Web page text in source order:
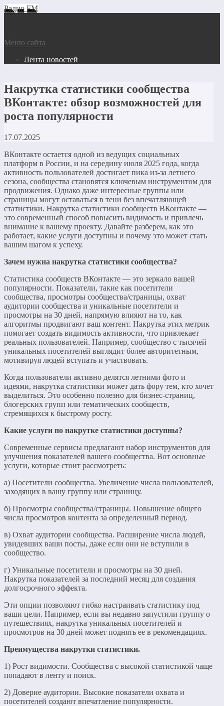
Радио FM
Меню сайта
Лента новостей
Накрутка статистики сообщества
ВКонтакте: обзор возможностей для
роста популярности
17.07.2025
ВКонтакте остается одной из ведущих социальных
платформ в России, и на середину июля 2025 года, когда
активность пользователей достигает пика из-за летнего
сезона, сообщества становятся ключевым инструментом для
продвижения. Однако даже интересные группы или
страницы могут оставаться в тени без впечатляющей
статистики. Накрутка статистики сообществ ВКонтакте —
это современный способ повысить видимость и привлечь
внимание к вашему проекту. Давайте разберем, как это
работает, какие услуги доступны и почему это может стать
вашим шагом к успеху.
Зачем нужна накрутка статистики сообщества?
Статистика сообществ ВКонтакте — это зеркало вашей
популярности. Показатели, такие как посетители
сообщества, просмотры сообщества/страницы, охват
аудитории сообщества и уникальные посетители и
просмотры на 30 дней, напрямую влияют на то, как
алгоритмы продвигают ваш контент. Накрутка этих метрик
помогает создать видимость активности, что привлекает
реальных пользователей. Например, сообщество с тысячей
уникальных посетителей выглядит более авторитетным,
мотивируя людей вступать и участвовать.
Когда пользователи активно делятся летними фото и
идеями, накрутка статистики может дать фору тем, кто хочет
выделиться. Это особенно полезно для бизнес-страниц,
блогерских групп или тематических сообществ,
стремящихся к быстрому росту.
Какие услуги по накрутке статистики доступны?
Современные сервисы предлагают набор инструментов для
улучшения показателей вашего сообщества. Вот основные
услуги, которые стоит рассмотреть:
а) Посетители сообщества. Увеличение числа пользователей,
заходящих в вашу группу или страницу.
б) Просмотры сообщества/страницы. Повышение общего
числа просмотров контента за определенный период.
в) Охват аудитории сообщества. Расширение числа людей,
увидевших ваши посты, даже если они не вступили в
сообщество.
г) Уникальные посетители и просмотры на 30 дней.
Накрутка показателей за последний месяц для создания
долгосрочного эффекта.
Эти опции позволяют гибко настраивать статистику под
ваши цели. Например, если вы недавно запустили группу о
путешествиях, накрутка уникальных посетителей и
просмотров на 30 дней может поднять ее в рекомендациях.
Преимущества накрутки статистики.
1) Рост видимости. Сообщества с высокой статистикой чаще
попадают в ленту и поиск.
2) Доверие аудитории. Высокие показатели охвата и
посетителей создают впечатление популярности.